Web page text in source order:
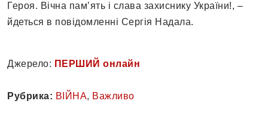
Героя. Вічна памʼять і слава захиснику України!, –
йдеться в повідомленні Сергія Надала.
Джерело: ПЕРШИЙ онлайн
Рубрика: ВІЙНА, Важливо